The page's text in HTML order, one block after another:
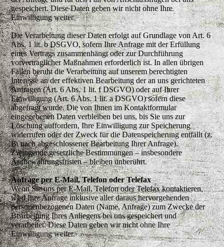
gespeichert. Diese Daten geben wir nicht ohne Ihre
Einwilligung weiter.
Die Verarbeitung dieser Daten erfolgt auf Grundlage von Art. 6
Abs. 1 lit. b DSGVO, sofern Ihre Anfrage mit der Erfüllung
eines Vertrags zusammenhängt oder zur Durchführung
vorvertraglicher Maßnahmen erforderlich ist. In allen übrigen
Fällen beruht die Verarbeitung auf unserem berechtigten
Interesse an der effektiven Bearbeitung der an uns gerichteten
Anfragen (Art. 6 Abs. 1 lit. f DSGVO) oder auf Ihrer
Einwilligung (Art. 6 Abs. 1 lit. a DSGVO) sofern diese
abgefragt wurde. Die von Ihnen im Kontaktformular
eingegebenen Daten verbleiben bei uns, bis Sie uns zur
Löschung auffordern, Ihre Einwilligung zur Speicherung
widerrufen oder der Zweck für die Datenspeicherung entfällt (z.
B. nach abgeschlossener Bearbeitung Ihrer Anfrage).
Zwingende gesetzliche Bestimmungen – insbesondere
Aufbewahrungsfristen – bleiben unberührt.
Anfrage per E-Mail, Telefon oder Telefax
Wenn Sie uns per E-Mail, Telefon oder Telefax kontaktieren,
wird Ihre Anfrage inklusive aller daraus hervorgehenden
personenbezogenen Daten (Name, Anfrage) zum Zwecke der
Bearbeitung Ihres Anliegens bei uns gespeichert und
verarbeitet. Diese Daten geben wir nicht ohne Ihre
Einwilligung weiter.